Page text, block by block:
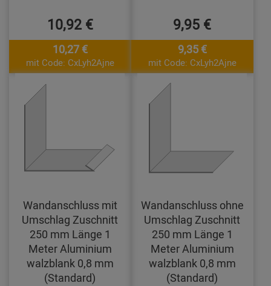
10,92 €
10,27 €
mit Code: CxLyh2Ajne
9,95 €
9,35 €
mit Code: CxLyh2Ajne
Wandanschluss mit
Umschlag Zuschnitt
250 mm Länge 1
Meter Aluminium
walzblank 0,8 mm
(Standard)
Wandanschluss ohne
Umschlag Zuschnitt
250 mm Länge 1
Meter Aluminium
walzblank 0,8 mm
(Standard)